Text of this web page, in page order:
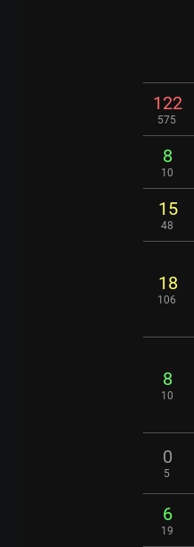
122
575
8
10
15
48
18
106
8
10
0
5
6
19